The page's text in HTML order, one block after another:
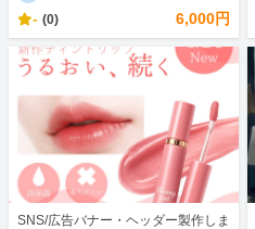
- (0) 6,000円
SNS/広告バナー・ヘッダー製作しま